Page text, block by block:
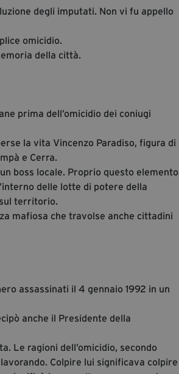
degli imputati. Non vi fu appello
omicidio.
della città.
prima dell’omicidio dei coniugi
la vita Vincenzo Paradiso, figura di
e Cerra.
boss locale. Proprio questo elemento
delle lotte di potere della
territorio.
mafiosa che travolse anche cittadini
assassinati il 4 gennaio 1992 in un
anche il Presidente della
Le ragioni dell’omicidio, secondo
Colpire lui significava colpire